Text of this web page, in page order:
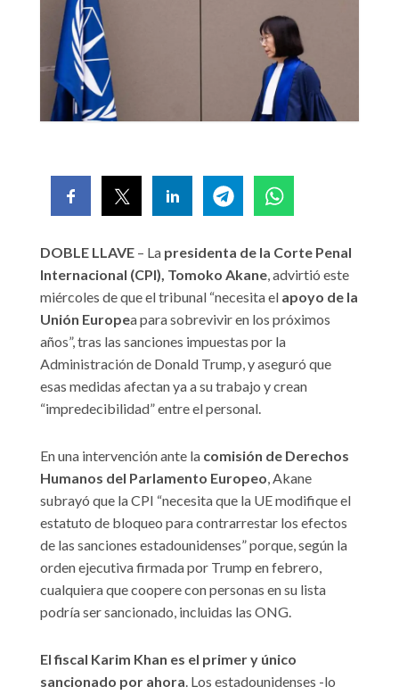
DOBLE LLAVE – La presidenta de la Corte Penal
Internacional (CPI), Tomoko Akane, advirtió este
miércoles de que el tribunal “necesita el apoyo de la
Unión Europea para sobrevivir en los próximos
años”, tras las sanciones impuestas por la
Administración de Donald Trump, y aseguró que
esas medidas afectan ya a su trabajo y crean
“impredecibilidad” entre el personal.
En una intervención ante la comisión de Derechos
Humanos del Parlamento Europeo, Akane
subrayó que la CPI “necesita que la UE modifique el
estatuto de bloqueo para contrarrestar los efectos
de las sanciones estadounidenses” porque, según la
orden ejecutiva firmada por Trump en febrero,
cualquiera que coopere con personas en su lista
podría ser sancionado, incluidas las ONG.
El fiscal Karim Khan es el primer y único
sancionado por ahora. Los estadounidenses -lo